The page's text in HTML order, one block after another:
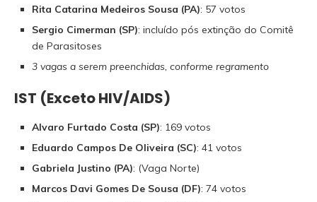
Rita Catarina Medeiros Sousa (PA): 57 votos
Sergio Cimerman (SP): incluído pós extinção do Comitê
de Parasitoses
3 vagas a serem preenchidas, conforme regramento
IST (Exceto HIV/AIDS)
Alvaro Furtado Costa (SP): 169 votos
Eduardo Campos De Oliveira (SC): 41 votos
Gabriela Justino (PA): (Vaga Norte)
Marcos Davi Gomes De Sousa (DF): 74 votos